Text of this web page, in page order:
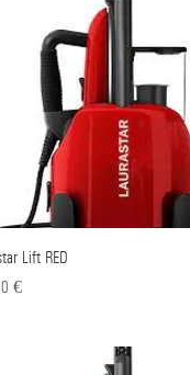
Γρήγορη προβολή
Lift RED
€